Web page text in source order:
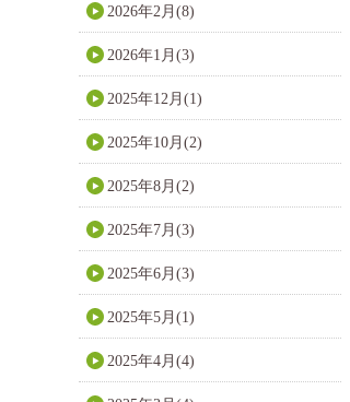
2026年2月(8)
2026年1月(3)
2025年12月(1)
2025年10月(2)
2025年8月(2)
2025年7月(3)
2025年6月(3)
2025年5月(1)
2025年4月(4)